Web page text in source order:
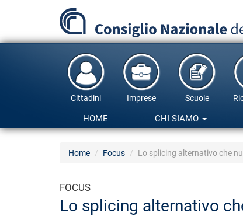
principale
Cittadini Imprese Scuole
HOME CHI SIAMO
Home Focus Lo splicing alternativo che
FOCUS
Lo splicing alternativo